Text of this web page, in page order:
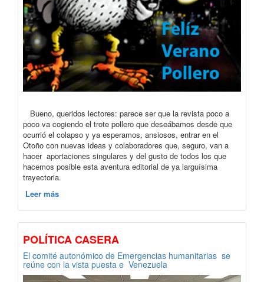
Bueno, queridos lectores: parece ser que la revista poco a
poco va cogiendo el trote pollero que deseábamos desde que
ocurrió el colapso y ya esperamos, ansiosos, entrar en el
Otoño con nuevas ideas y colaboradores que, seguro, van a
hacer aportaciones singulares y del gusto de todos los que
hacemos posible esta aventura editorial de ya larguísima
trayectoria.
Leer más
POLÍTICA CASERA
El comité autonómico de Emergencias humanitarias se
reúne con la vista puesta e Venezuela